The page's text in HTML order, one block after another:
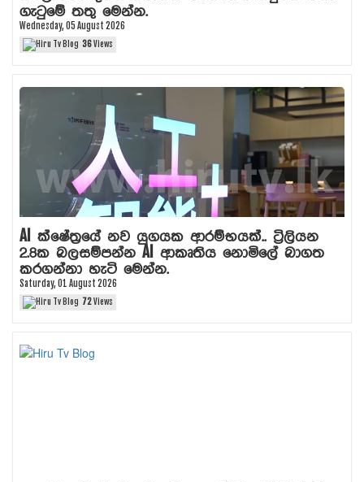
ගැටුමේ තතු මෙන්න.
Wednesday, 05 August 2026
36Views
AI ක්ෂේත්‍රයේ නව යුගයක ආරම්භයක්.. ට්‍රිලියන
2.8ක බලසම්පන්න AI ආකෘතිය නොමිලේ බාගත
කරගන්නා හැටි මෙන්න.
Saturday, 01 August 2026
72Views